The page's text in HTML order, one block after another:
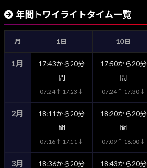
年間トワイライトタイム一覧
月 1日 10日
1月
17:43から20分
間
07:24↑ 17:23↓
17:50から20分
間
07:24↑ 17:30↓
2月
18:11から20分
間
07:16↑ 17:51↓
18:20から20分
間
07:09↑ 18:00↓
3月
18:36から20分
18:43から20分